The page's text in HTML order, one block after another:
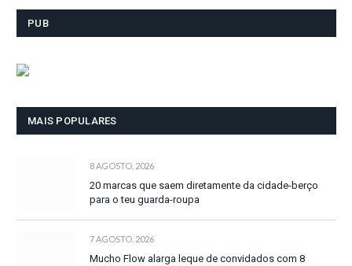
PUB
MAIS POPULARES
8 AGOSTO, 2026
20 marcas que saem diretamente da cidade-berço
para o teu guarda-roupa
7 AGOSTO, 2026
Mucho Flow alarga leque de convidados com 8